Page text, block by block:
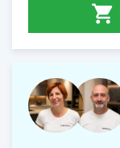
